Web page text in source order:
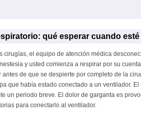
qué esperar cuando
cirugías, el equipo de atención médica
y usted comienza a respirar por su
de que se despierte por completo de la
que había estado conectado a un ventilador.
un periodo breve. El dolor de garganta es
para conectarlo al ventilador.